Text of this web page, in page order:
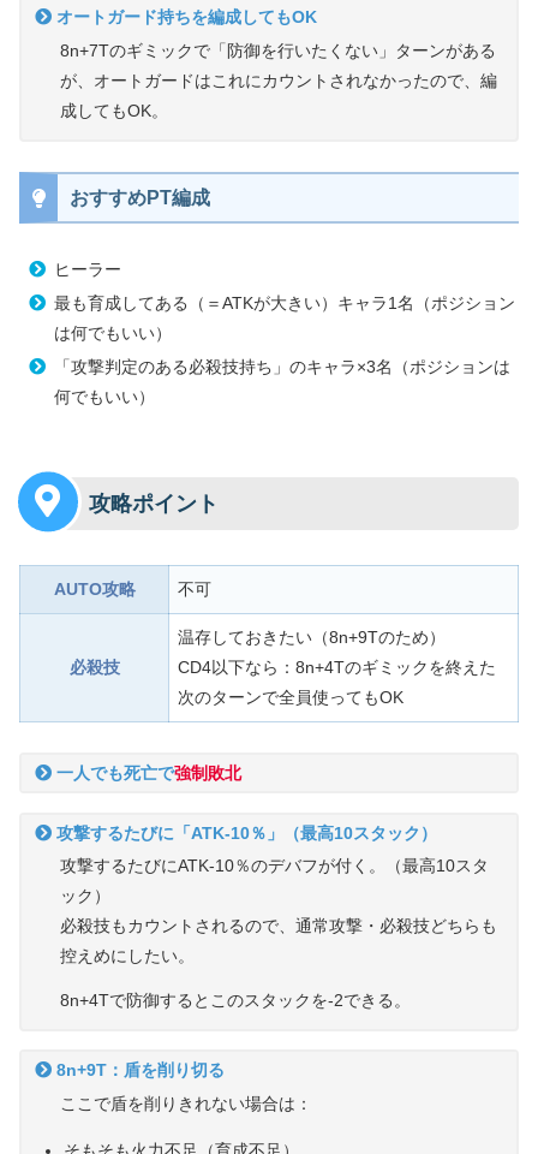
オートガード持ちを編成してもOK
8n+7Tのギミックで「防御を行いたくない」ターンがある
が、オートガードはこれにカウントされなかったので、編
成してもOK。
おすすめPT編成
ヒーラー
最も育成してある（＝ATKが大きい）キャラ1名（ポジション
は何でもいい）
「攻撃判定のある必殺技持ち」のキャラ×3名（ポジションは
何でもいい）
攻略ポイント
AUTO攻略 不可
必殺技
温存しておきたい（8n+9Tのため）
CD4以下なら：8n+4Tのギミックを終えた
次のターンで全員使ってもOK
一人でも死亡で強制敗北
攻撃するたびに「ATK-10％」（最高10スタック）
攻撃するたびにATK-10％のデバフが付く。（最高10スタ
ック）
必殺技もカウントされるので、通常攻撃・必殺技どちらも
控えめにしたい。
8n+4Tで防御するとこのスタックを-2できる。
8n+9T：盾を削り切る
ここで盾を削りきれない場合は：
そもそも火力不足（育成不足）